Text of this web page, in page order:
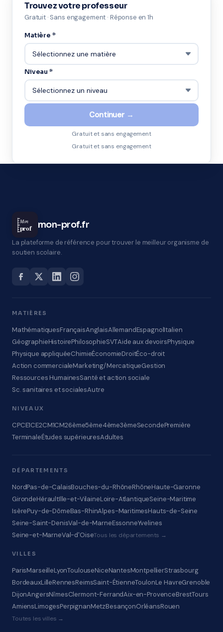
Trouvez votre professeur
Gratuit · Sans engagement · Réponse en 1h
Matière *
Niveau *
Continuer →
Gratuit et sans engagement
Gratuit et sans engagement
Mon
prof mon-prof.fr
La plateforme de référence pour trouver le meilleur organisme de
soutien scolaire.
MATIÈRES
MathématiquesFrançaisAnglaisAllemandEspagnolItalien
GéographieHistoirePhilosophieSVTAide aux devoirsPhysique
Physique appliquéeChimieÉconomieDroitÉco-droit
Action commercialeMarketing/MercatiqueGestion
Ressources HumainesSanté et action sociale
Sc. sanitaires et socialesAutre
NIVEAUX
CPCE1CE2CM1CM26ème5ème4ème3èmeSecondePremière
TerminaleÉtudes supérieuresAdultes
DÉPARTEMENTS
NordPas-de-CalaisBouches-du-RhôneRhôneHaute-Garonne
GirondeHéraultIlle-et-VilaineLoire-AtlantiqueSeine-Maritime
IsèrePuy-de-DômeBas-RhinAlpes-MaritimesHauts-de-Seine
Seine-Saint-DenisVal-de-MarneEssonneYvelines
Seine-et-MarneVal-d'OiseTous les départements →
VILLES
ParisMarseilleLyonToulouseNiceNantesMontpellierStrasbourg
BordeauxLilleRennesReimsSaint-ÉtienneToulonLe HavreGrenoble
DijonAngersNîmesClermont-FerrandAix-en-ProvenceBrestTours
AmiensLimogesPerpignanMetzBesançonOrléansRouen
Toutes les villes →